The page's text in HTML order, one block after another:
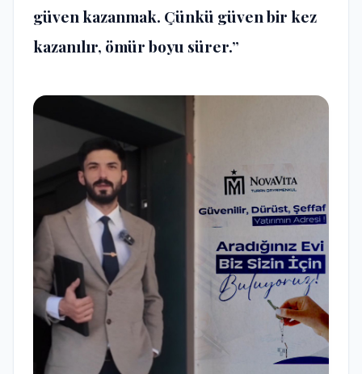
güven kazanmak. Çünkü güven bir kez
kazanılır, ömür boyu sürer.”